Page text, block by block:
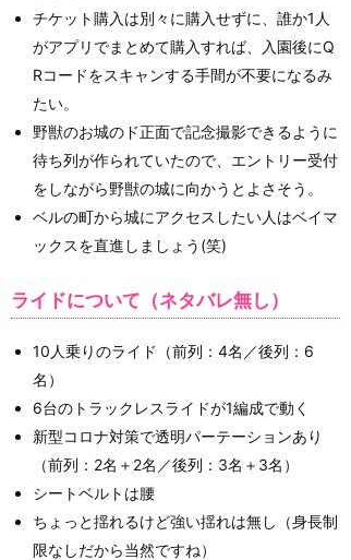
チケット購入は別々に購入せずに、誰か1人
がアプリでまとめて購入すれば、入園後にQ
Rコードをスキャンする手間が不要になるみ
たい。
野獣のお城のド正面で記念撮影できるように
待ち列が作られていたので、エントリー受付
をしながら野獣の城に向かうとよさそう。
ベルの町から城にアクセスしたい人はベイマ
ックスを直進しましょう(笑)
ライドについて（ネタバレ無し）
10人乗りのライド（前列：4名／後列：6
名）
6台のトラックレスライドが1編成で動く
新型コロナ対策で透明パーテーションあり
（前列：2名＋2名／後列：3名＋3名）
シートベルトは腰
ちょっと揺れるけど強い揺れは無し（身長制
限なしだから当然ですね）